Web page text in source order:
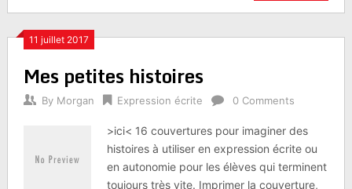
11 juillet 2017
Mes petites histoires
By Morgan Expression écrite 0 Comments
>ici< 16 couvertures pour imaginer des
histoires à utiliser en expression écrite ou
en autonomie pour les élèves qui terminent
toujours très vite. Imprimer la couverture,